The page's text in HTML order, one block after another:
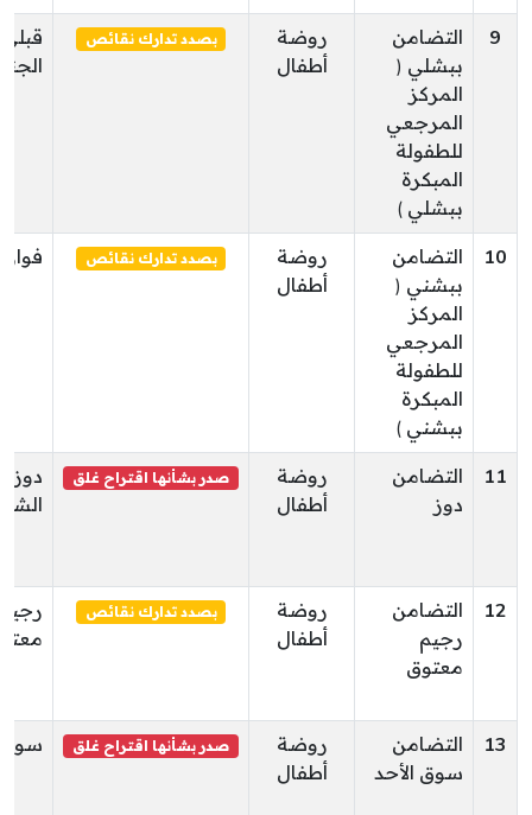
9
التضامن
ببشلي (
المركز
المرجعي
للطفولة
المبكرة
ببشلي )
روضة
أطفال
بصدد تدارك نقائص
قبلي
10
التضامن
ببشني (
المركز
المرجعي
للطفولة
المبكرة
ببشني )
روضة
أطفال
بصدد تدارك نقائص فوار
11
التضامن
دوز
روضة
أطفال
صدر بشأنها اقتراح غلق
دوز
12
التضامن
رجيم
معتوق
روضة
أطفال
بصدد تدارك نقائص
رجيم
13
التضامن
سوق الأحد
روضة
أطفال
صدر بشأنها اقتراح غلق سوق